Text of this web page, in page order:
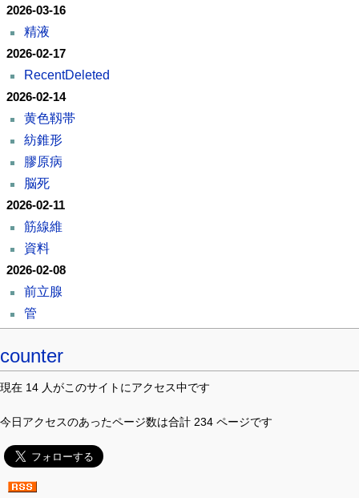
2026-03-16
精液
2026-02-17
RecentDeleted
2026-02-14
黄色靱帯
紡錐形
膠原病
脳死
2026-02-11
筋線維
資料
2026-02-08
前立腺
管
counter
現在 14 人がこのサイトにアクセス中です
今日アクセスのあったページ数は合計 234 ページです